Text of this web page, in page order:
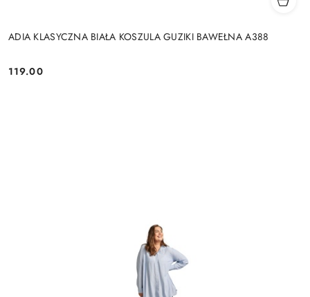
ADIA KLASYCZNA BIAŁA KOSZULA GUZIKI BAWEŁNA A388
Cena:
119.00